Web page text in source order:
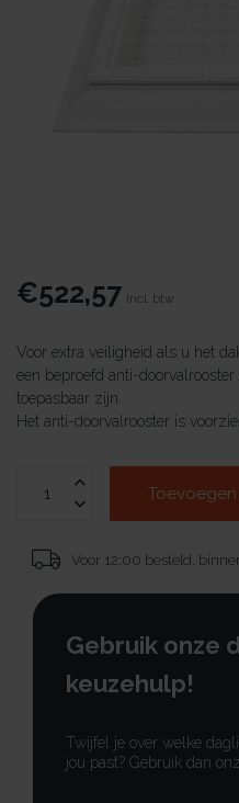
€522,57 Incl. btw
Voor extra veiligheid als u het
een beproefd anti-
toepasbaar zijn.
Het anti-doorvalrooster is
Voor 12:00 besteld,
Gebruik onze
keuzehulp!
Twijfel je over welke
jou past? Gebruik dan